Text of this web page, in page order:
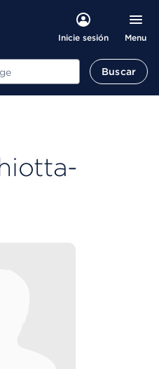
Inicie sesión Menu
Buscar